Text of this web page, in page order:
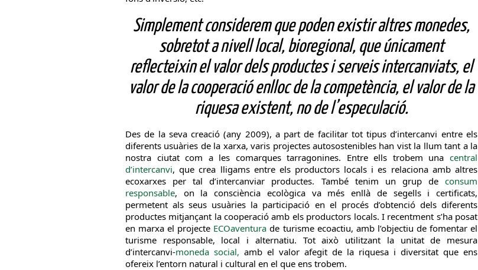
Simplement considerem que poden existir altres monedes,
sobretot a nivell local, bioregional, que únicament
reflecteixin el valor dels productes i serveis intercanviats, el
valor de la cooperació enlloc de la competència, el valor de la
riquesa existent, no de l’especulació.
Des de la seva creació (any 2009), a part de facilitar tot tipus d’intercanvi entre els
diferents usuàries de la xarxa, varis projectes autosostenibles han vist la llum tant a la
nostra ciutat com a les comarques tarragonines. Entre ells trobem una central
d’intercanvi, que crea lligams entre els productors locals i es relaciona amb altres
ecoxarxes per tal d’intercanviar productes. També tenim un grup de consum
responsable, on la consciència ecològica va més enllà de segells i certificats,
permetent als seus usuàries la participació en el procés d’obtenció dels diferents
productes mitjançant la cooperació amb els productors locals. I recentment s’ha posat
en marxa el projecte ECOaventura de turisme ecoactiu, amb l’objectiu de fomentar el
turisme responsable, local i alternatiu. Tot això utilitzant la unitat de mesura
d’intercanvi-moneda social, amb el valor afegit de la riquesa i diversitat que ens
ofereix l’entorn natural i cultural en el que ens trobem.